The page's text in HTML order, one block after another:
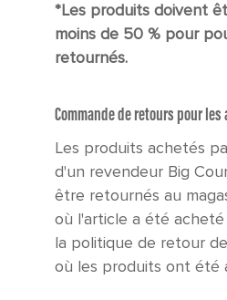
*Les produits doivent
moins de 50 % pour
retournés.
Commande de retours pour
Les produits achetés
d'un revendeur Big
être retournés au
où l'article a été
la politique de retour
où les produits ont été